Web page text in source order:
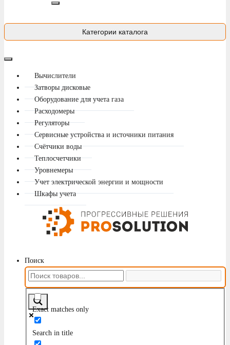
Категории каталога
Вычислители
Затворы дисковые
Оборудование для учета газа
Расходомеры
Регуляторы
Сервисные устройства и источники питания
Счётчики воды
Теплосчетчики
Уровнемеры
Учет электрической энергии и мощности
Шкафы учета
Поиск
Exact matches only
Search in title